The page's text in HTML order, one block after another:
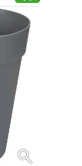
search